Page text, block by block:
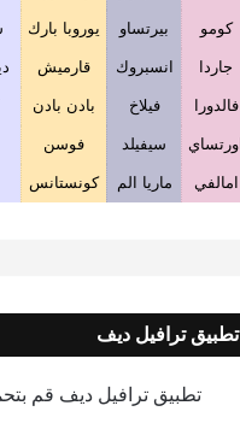
كومو بيرتساو يوروبا بارك
جاردا انسبروك قارميش
فالدورا فيلاخ بادن بادن
اورتساي سيفيلد فوسن
امالفي ماريا الم كونستانس
تطبيق ترافيل ديف
تطبيق ترافيل ديف قم